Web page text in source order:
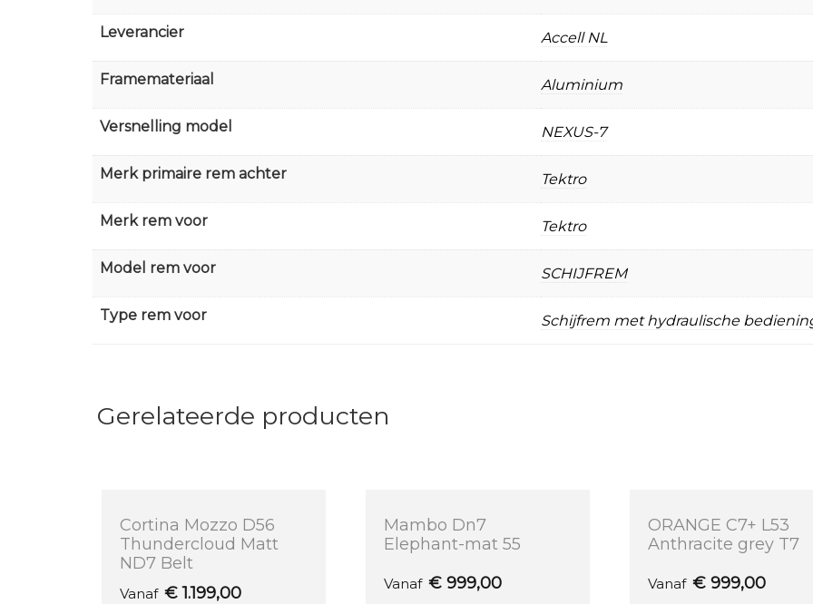
Leverancier Accell NL
Framemateriaal Aluminium
Versnelling model NEXUS-7
Merk primaire rem achter Tektro
Merk rem voor Tektro
Model rem voor SCHIJFREM
Type rem voor Schijfrem met hydraulische
Gerelateerde producten
Cortina Mozzo D56
Thundercloud Matt
ND7 Belt
Vanaf € 1.199,00
Mambo Dn7
Elephant-mat 55
Vanaf € 999,00
ORANGE C7+ L53
Anthracite grey T7
Vanaf € 999,00